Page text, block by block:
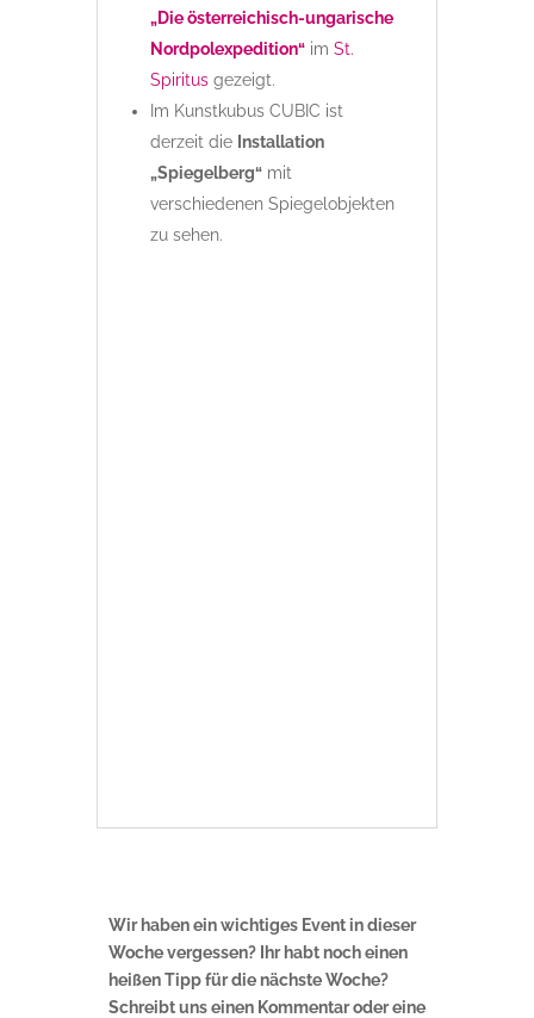
„Die österreichisch-ungarische
Nordpolexpedition“im St.
Spiritusgezeigt.
Im Kunstkubus CUBIC ist
derzeit die Installation
„Spiegelberg“mit
verschiedenen Spiegelobjekten
zu sehen.
Wir haben ein wichtiges Event in dieser
Woche vergessen? Ihr habt noch einen
heißen Tipp für die nächste Woche?
Schreibt uns einen Kommentar oder eine